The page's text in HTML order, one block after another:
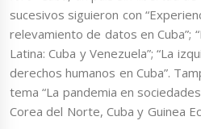
sucesivos siguieron con
relevamiento de datos en Cuba”;
Latina: Cuba y Venezuela”; “La
derechos humanos en Cuba”.
tema “La pandemia en
Corea del Norte, Cuba y Guinea